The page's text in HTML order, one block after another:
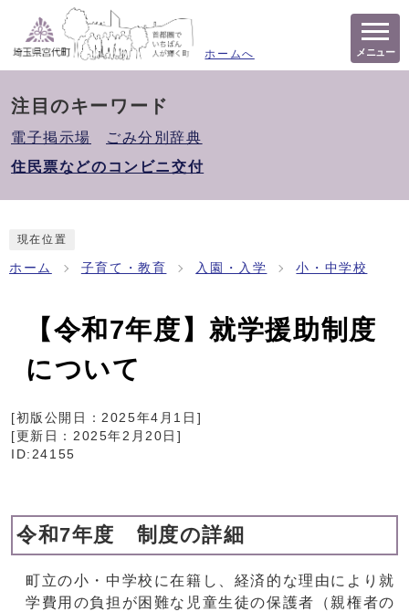
ホームへ メニュー
注目のキーワード
電子掲示場
ごみ分別辞典
住民票などのコンビニ交付
現在位置
ホーム 子育て・教育 入園・入学 小・中学校
【令和7年度】就学援助制度
について
[初版公開日：2025年4月1日 ]
[更新日： 2025年2月20日 ]
ID:24155
令和7年度 制度の詳細
町立の小・中学校に在籍し、経済的な理由により就
学費用の負担が困難な児童生徒の保護者（親権者の